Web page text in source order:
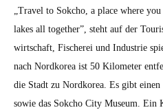
„Trav­el to Sok­cho, a place where
lakes all togeth­er”, ste­ht auf der
wirtschaft, Fis­cherei und Indus­trie
nach Nord­ko­rea ist 50 Kilo­me­ter
die Stadt zu Nord­ko­rea. Es gibt
sowie das Sok­cho City Muse­um. Ein